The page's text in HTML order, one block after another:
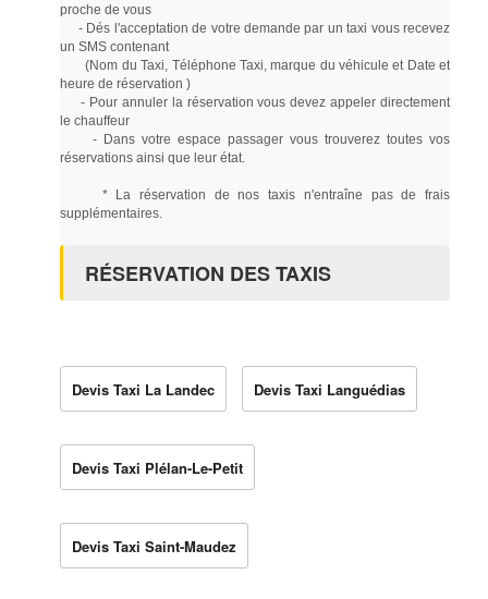
proche de vous
- Dés l'acceptation de votre demande par un taxi vous recevez
un SMS contenant
(Nom du Taxi, Téléphone Taxi, marque du véhicule et Date et
heure de réservation )
- Pour annuler la réservation vous devez appeler directement
le chauffeur
- Dans votre espace passager vous trouverez toutes vos
réservations ainsi que leur état.
* La réservation de nos taxis n'entraîne pas de frais
supplémentaires.
RÉSERVATION DES TAXIS
Devis Taxi La Landec Devis Taxi Languédias
Devis Taxi Plélan-Le-Petit
Devis Taxi Saint-Maudez